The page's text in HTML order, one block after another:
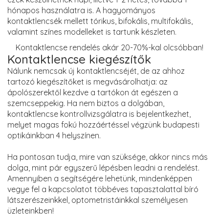
hónapos használatra is. A hagyományos
kontaktlencsék mellett tórikus, bifokális, multifokális,
valamint színes modelleket is tartunk készleten.
Kontaktlencse rendelés akár 20-70%-kal olcsóbban!
Kontaktlencse kiegészítők
Nálunk nemcsak új kontaktlencséjét, de az ahhoz
tartozó kiegészítőket is megvásárolhatja: az
ápolószerektől kezdve a tartókon át egészen a
szemcseppekig. Ha nem biztos a dolgában,
kontaktlencse kontrollvizsgálatra is bejelentkezhet,
melyet magas fokú hozzáértéssel végzünk budapesti
optikáinkban 4 helyszínen.
Ha pontosan tudja, mire van szüksége, akkor nincs más
dolga, mint pár egyszerű lépésben leadni a rendelést.
Amennyiben a segítségére lehetünk, mindenképpen
vegye fel a kapcsolatot többéves tapasztalattal bíró
látszerészeinkkel, optometristáinkkal személyesen
üzleteinkben!